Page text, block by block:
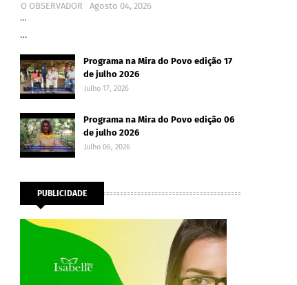
O OBSERVADOR
Agosto 04, 2026
…
…
Programa na Mira do Povo edição 17
de julho 2026
Julho 17, 2026
Programa na Mira do Povo edição 06
de julho 2026
Julho 06, 2026
PUBLICIDADE